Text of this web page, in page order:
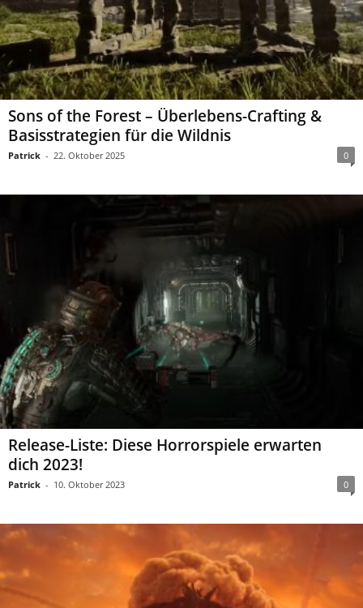
Sons of the Forest – Überlebens-Crafting &
Basisstrategien für die Wildnis
Patrick - 22. Oktober 2025 0
Release-Liste: Diese Horrorspiele erwarten
dich 2023!
Patrick - 10. Oktober 2023 0